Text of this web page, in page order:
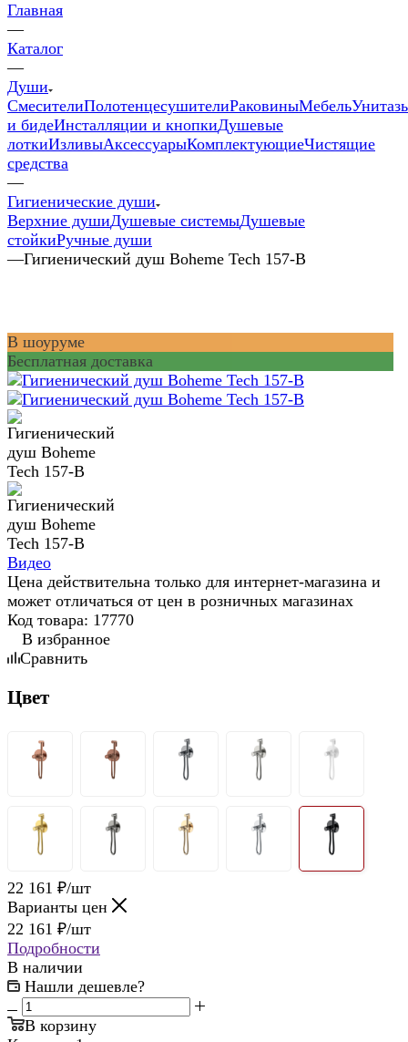
Главная
—
Каталог
—
Души
СмесителиПолотенцесушителиРаковиныМебель
и бидеИнсталляции и кнопкиДушевые
лоткиИзливыАксессуарыКомплектующиеЧистящие
средства
—
Гигиенические души
Верхние душиДушевые системыДушевые
стойкиРучные души
—Гигиенический душ Boheme Tech 157-B
В шоуруме
Бесплатная доставка
Видео
Цена действительна только для интернет-магазина и
может отличаться от цен в розничных магазинах
Код товара: 17770
В избранное
Сравнить
Цвет
22 161 ₽/шт
Варианты цен
22 161 ₽/шт
Подробности
В наличии
Нашли дешевле?
В корзину